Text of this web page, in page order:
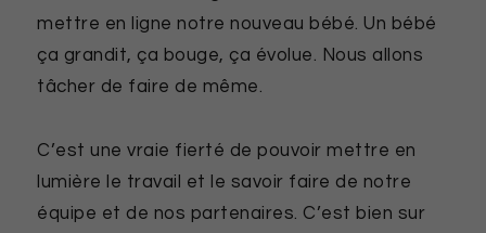
mettre en ligne notre nouveau bébé. Un bébé
ça grandit, ça bouge, ça évolue. Nous allons
tâcher de faire de même.
C’est une vraie fierté de pouvoir mettre en
lumière le travail et le savoir faire de notre
équipe et de nos partenaires. C’est bien sur